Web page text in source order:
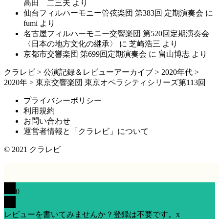
高田 二三夫 より
仙台フィルハーモニー管弦楽団 第383回 定期演奏会 に
fumi より
名古屋フィルハーモニー交響楽団 第520回定期演奏会
〈日本の地方文化の継承〉
に 芝崎浩三 より
京都市交響楽団 第699回定期演奏会 に 畠山博志 より
クラレビ > 公演記録＆レビューアーカイブ > 2020年代 >
2020年 > 東京交響楽団 東京オペラシティシリーズ第113回
プライバシーポリシー
利用規約
お問い合わせ
運営者情報と「クラレビ」について
© 2021 クラレビ
0
レビューを書いてみませんか？登録は不要です。 x